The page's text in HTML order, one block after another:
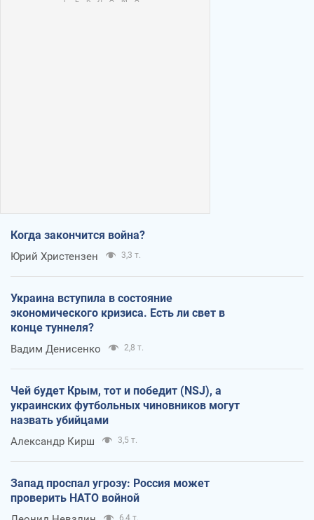
Когда закончится война?
Юрий Христензен 3,3 т.
Украина вступила в состояние
экономического кризиса. Есть ли свет в
конце туннеля?
Вадим Денисенко 2,8 т.
Чей будет Крым, тот и победит (NSJ), а
украинских футбольных чиновников могут
назвать убийцами
Александр Кирш 3,5 т.
Запад проспал угрозу: Россия может
проверить НАТО войной
6,4 т.